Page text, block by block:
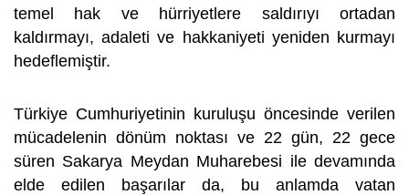
temel hak ve hürriyetlere saldırıyı ortadan
kaldırmayı, adaleti ve hakkaniyeti yeniden kurmayı
hedeflemiştir.
Türkiye Cumhuriyetinin kuruluşu öncesinde verilen
mücadelenin dönüm noktası ve 22 gün, 22 gece
süren Sakarya Meydan Muharebesi ile devamında
elde edilen başarılar da, bu anlamda vatan